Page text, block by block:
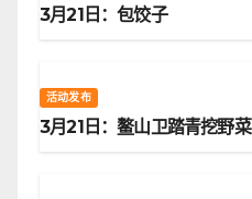
3月21日：包饺子
活动发布
3月21日：鳌山卫踏青挖野菜